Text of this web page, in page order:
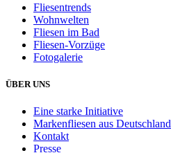
Fliesentrends
Wohnwelten
Fliesen im Bad
Fliesen-Vorzüge
Fotogalerie
ÜBER UNS
Eine starke Initiative
Markenfliesen aus Deutschland
Kontakt
Presse